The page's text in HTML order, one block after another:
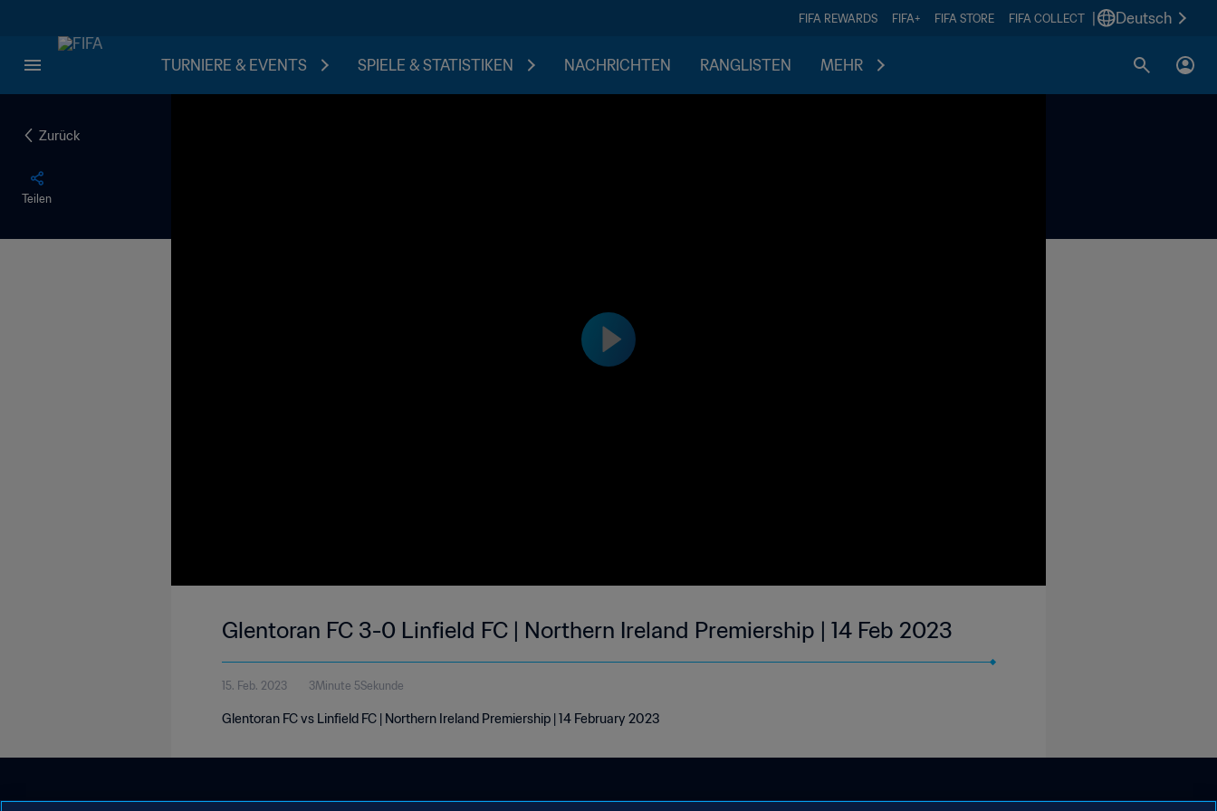
FIFA REWARDS FIFA+ FIFA STORE FIFA COLLECT Deutsch
TURNIERE & EVENTS SPIELE & STATISTIKEN NACHRICHTEN RANGLISTEN MEHR
Zurück
Teilen
Glentoran FC 3-0 Linfield FC | Northern Ireland Premiership | 14 Feb 2023
15. Feb. 2023 3Minute 5Sekunde
Glentoran FC vs Linfield FC | Northern Ireland Premiership | 14 February 2023